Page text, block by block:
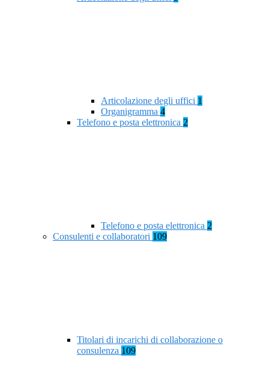
Articolazione degli uffici 1
Organigramma 4
Telefono e posta elettronica 2
Telefono e posta elettronica 2
Consulenti e collaboratori 109
Titolari di incarichi di collaborazione o
consulenza 109